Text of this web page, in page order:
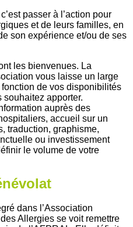
passer à l’action pour
et de leurs familles, en
son expérience et/ou de ses
les bienvenues. La
vous laisse un large
de vos disponibilités
souhaitez apporter.
auprès des
accueil sur un
traduction, graphisme,
ou investissement
le volume de votre
dans l’Association
Allergies se voit remettre